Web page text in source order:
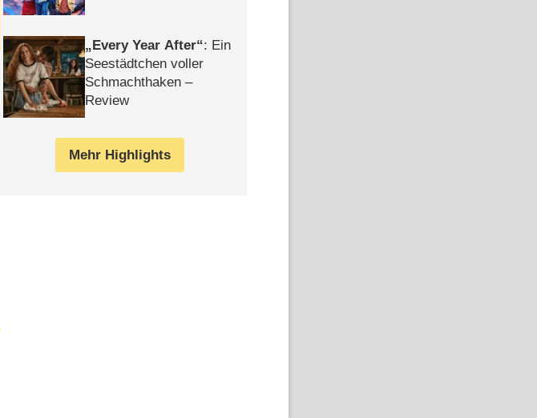
Every Year After : Ein
Seestädtchen voller
Schmachthaken –
Review
Mehr Highlights